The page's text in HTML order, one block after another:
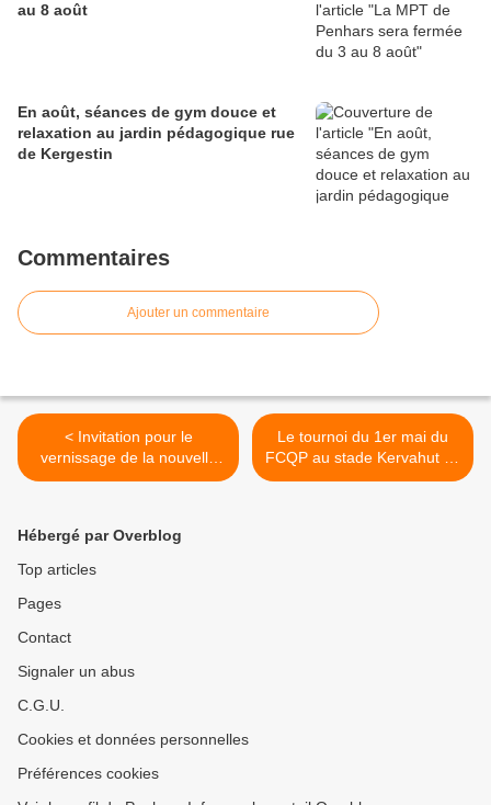
au 8 août
En août, séances de gym douce et
relaxation au jardin pédagogique rue
de Kergestin
Commentaires
Ajouter un commentaire
< Invitation pour le
vernissage de la nouvelle
fresque de Kermoysan,
Le tournoi du 1er mai du
FCQP au stade Kervahut (U
13, 11, 9, 8) >
Hébergé par Overblog
Top articles
Pages
Contact
Signaler un abus
C.G.U.
Cookies et données personnelles
Préférences cookies